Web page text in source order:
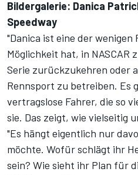
Bildergalerie: Danica
Speedway
"Danica ist eine der wenigen
Möglichkeit hat, in NASCAR
Serie zurückzukehren oder
Rennsport zu betreiben. Es
vertragslose Fahrer, die so
sie. Das zeigt, wie vielseitig
"Es hängt eigentlich nur
möchte. Wofür schlägt ihr
sein? Wie sieht ihr Plan für